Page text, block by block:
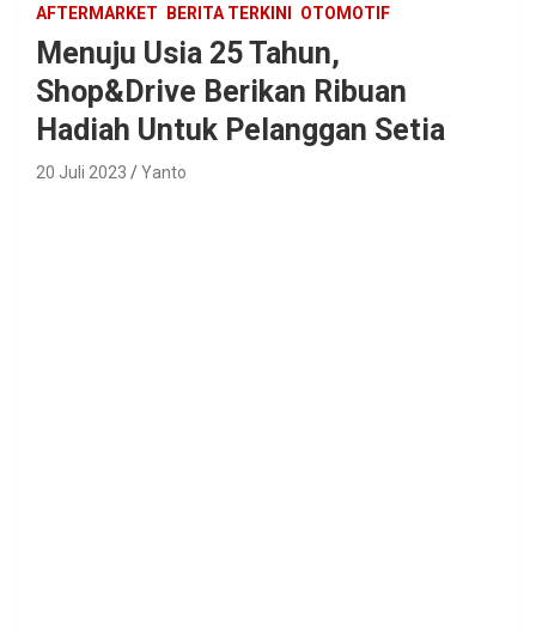
AFTERMARKET BERITA TERKINI OTOMOTIF
Menuju Usia 25 Tahun,
Shop&Drive Berikan Ribuan
Hadiah Untuk Pelanggan Setia
20 Juli 2023 Yanto